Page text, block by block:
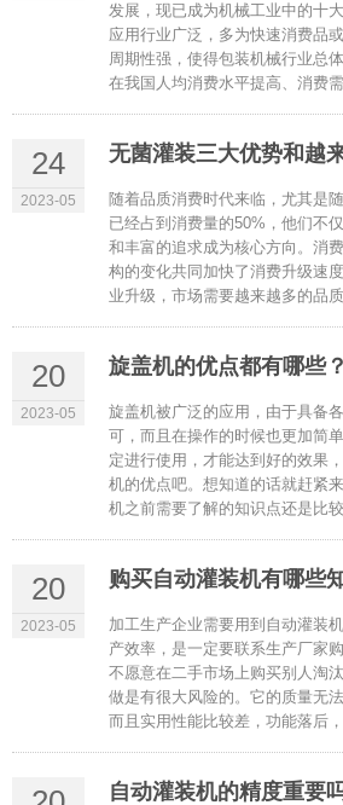
发展，现已成为机械工业中的十
应用行业广泛，多为快速消费品
周期性强，使得包装机械行业总
在我国人均消费水平提高、消费
24
2023-05
无菌灌装三大优势和越
随着品质消费时代来临，尤其是
已经占到消费量的50%，他们不
和丰富的追求成为核心方向。消
构的变化共同加快了消费升级速
业升级，市场需要越来越多的品
20
2023-05
旋盖机的优点都有哪些？
旋盖机被广泛的应用，由于具备
可，而且在操作的时候也更加简
定进行使用，才能达到好的效果
机的优点吧。想知道的话就赶紧
机之前需要了解的知识点还是比
20
2023-05
购买自动灌装机有哪些
加工生产企业需要用到自动灌装
产效率，是一定要联系生产厂家
不愿意在二手市场上购买别人淘
做是有很大风险的。它的质量无
而且实用性能比较差，功能落后
自动灌装机的精度重要